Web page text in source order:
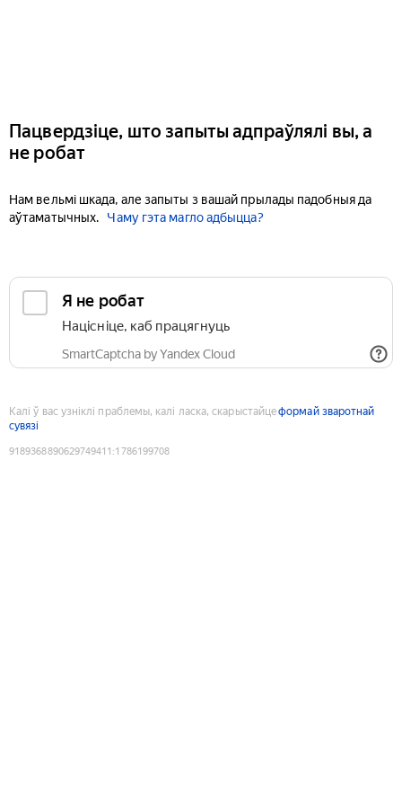
Пацвердзіце, што запыты адпраўлялі вы, а
не робат
Нам вельмі шкада, але запыты з вашай прылады падобныя да
аўтаматычных.
Чаму гэта магло адбыцца?
Я не робат
Націсніце, каб працягнуць
SmartCaptcha by Yandex Cloud
Калі ў вас узніклі праблемы, калі ласка, скарыстайцеформай зваротнай
сувязі
9189368890629749411 :1786199708